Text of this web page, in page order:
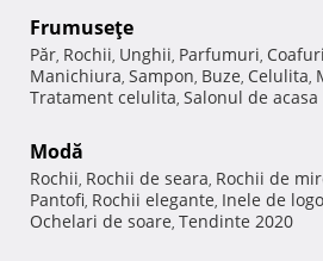
Frumuseţe
Păr, Rochii, Unghii, Parfumuri, Coafuri
Manichiura, Sampon, Buze, Celulita,
Tratament celulita, Salonul de acasa
Modă
Rochii, Rochii de seara, Rochii de
Pantofi, Rochii elegante, Inele de
Ochelari de soare, Tendinte 2020